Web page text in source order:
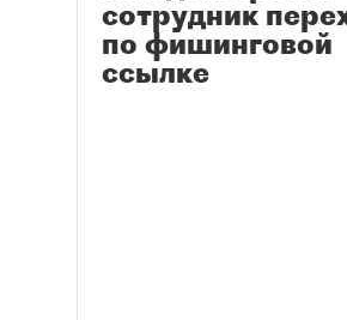
сотрудник
по фишинговой
ссылке